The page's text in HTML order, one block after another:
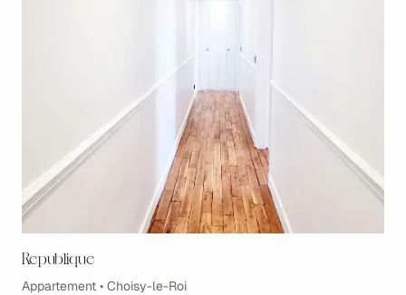
Republique
Appartement • Choisy-le-Roi